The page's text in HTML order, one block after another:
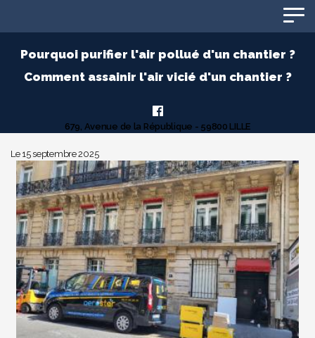
Pourquoi purifier l'air pollué d'un chantier ?
Comment assainir l'air vicié d'un chantier ?
679, Avenue de la République - 59800 LILLE
Le 15 septembre 2025